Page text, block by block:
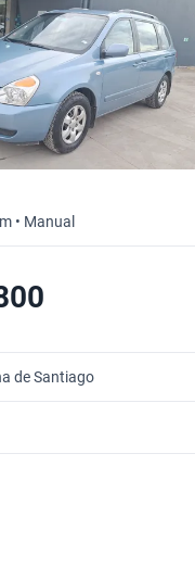
• Manual
de Santiago